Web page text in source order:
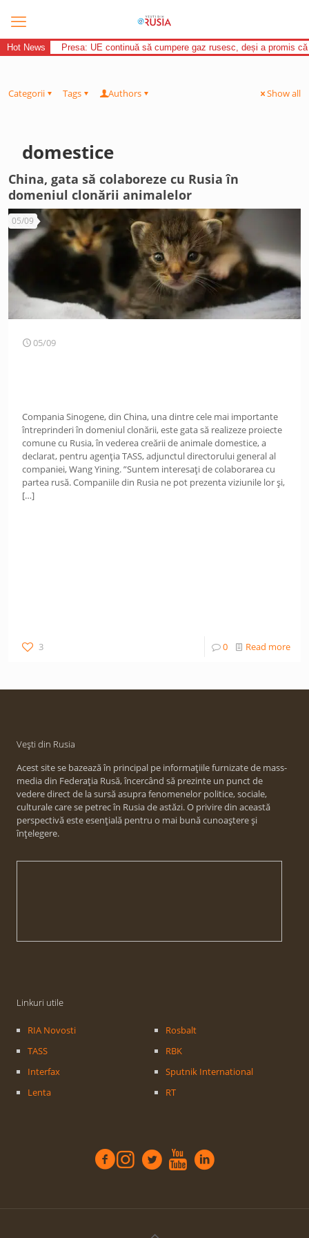
Hot News Presa: UE continuă să cumpere gaz rusesc, deși a promis
Categorii Tags Authors Show all
domestice
China, gata să colaboreze cu Rusia în
domeniul clonării animalelor
05/09
05/09
Compania Sinogene, din China, una dintre cele mai importante
întreprinderi în domeniul clonării, este gata să realizeze proiecte
comune cu Rusia, în vederea creării de animale domestice, a
declarat, pentru agenția TASS, adjunctul directorului general al
companiei, Wang Yining. ”Suntem interesați de colaborarea cu
partea rusă. Companiile din Rusia ne pot prezenta viziunile lor și,
[…]
3 0 Read more
Vești din Rusia
Acest site se bazează în principal pe informațiile furnizate de mass-
media din Federația Rusă, încercând să prezinte un punct de
vedere direct de la sursă asupra fenomenelor politice, sociale,
culturale care se petrec în Rusia de astăzi. O privire din această
perspectivă este esențială pentru o mai bună cunoaștere și
înțelegere.
Linkuri utile
RIA Novosti
TASS
Interfax
Lenta
Rosbalt
RBK
Sputnik International
RT